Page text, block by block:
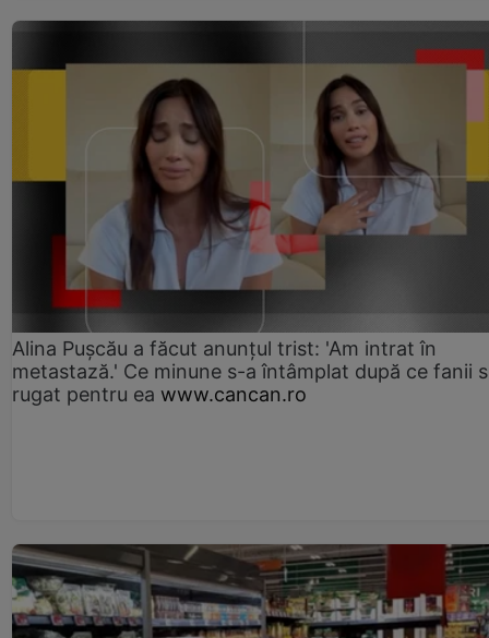
Alina Pușcău a făcut anunțul trist: 'Am intrat în
metastază.' Ce minune s-a întâmplat după ce fanii
rugat pentru ea www.cancan.ro